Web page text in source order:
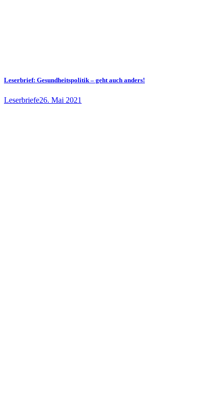
Leserbrief: Gesundheitspolitik – geht auch anders!
Leserbriefe26. Mai 2021